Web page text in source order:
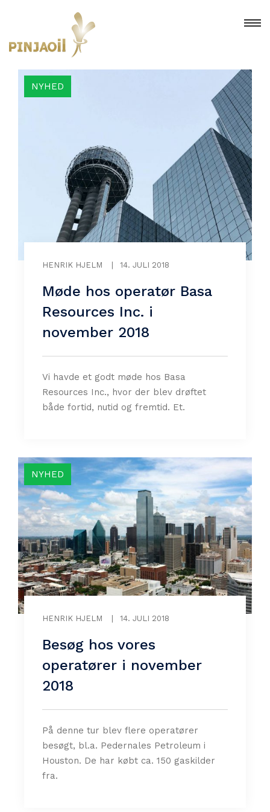
NYHED
HENRIK HJELM 14. JULI 2018
Møde hos operatør Basa
Resources Inc. i
november 2018
Vi havde et godt møde hos Basa
Resources Inc., hvor der blev drøftet
både fortid, nutid og fremtid. Et.
NYHED
HENRIK HJELM 14. JULI 2018
Besøg hos vores
operatører i november
2018
På denne tur blev flere operatører
besøgt, bl.a. Pedernales Petroleum i
Houston. De har købt ca. 150 gaskilder
fra.